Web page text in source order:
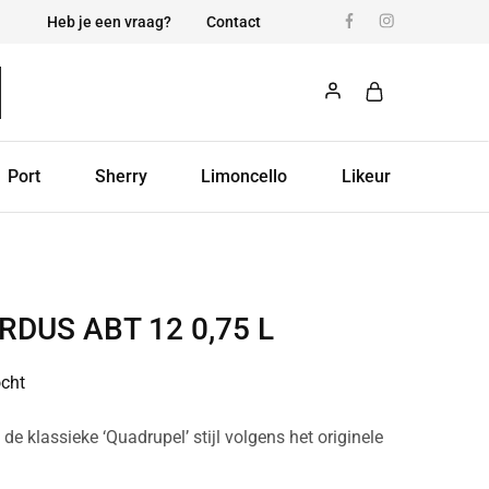
Heb je een vraag? Contact
Port Sherry Limoncello Likeur
ABT 12 0,75 L
klassieke ‘Quadrupel’ stijl volgens het originele